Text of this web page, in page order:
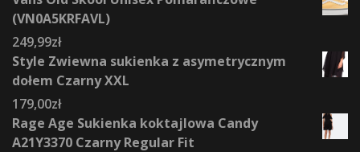
(VN0A5KRFAVL)
249,99zł
Style Zwiewna sukienka z asymetrycznym
dołem Czarny XXL
179,00zł
Rage Age Sukienka koktajlowa Candy
A21Y3370 Czarny Regular Fit